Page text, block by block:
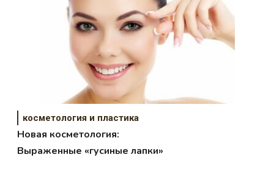
косметология и пластика
Новая косметология:
Выраженные «гусиные лапки»